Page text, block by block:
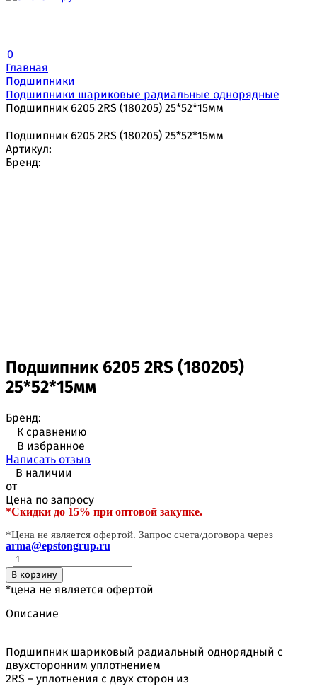
0
Главная
Подшипники
Подшипники шариковые радиальные однорядные
Подшипник 6205 2RS (180205) 25*52*15мм
Подшипник 6205 2RS (180205) 25*52*15мм
Артикул:
Бренд:
Подшипник 6205 2RS (180205)
25*52*15мм
Бренд:
К сравнению
В избранное
Написать отзыв
В наличии
от
Цена по запросу
*Скидки до 15% при оптовой закупке.
*Цена не является офертой. Запрос счета/договора через
arma@epstongrup.ru
В корзину
*цена не является офертой
Описание
Подшипник шариковый радиальный однорядный с
двухсторонним уплотнением
2RS – уплотнения с двух сторон из